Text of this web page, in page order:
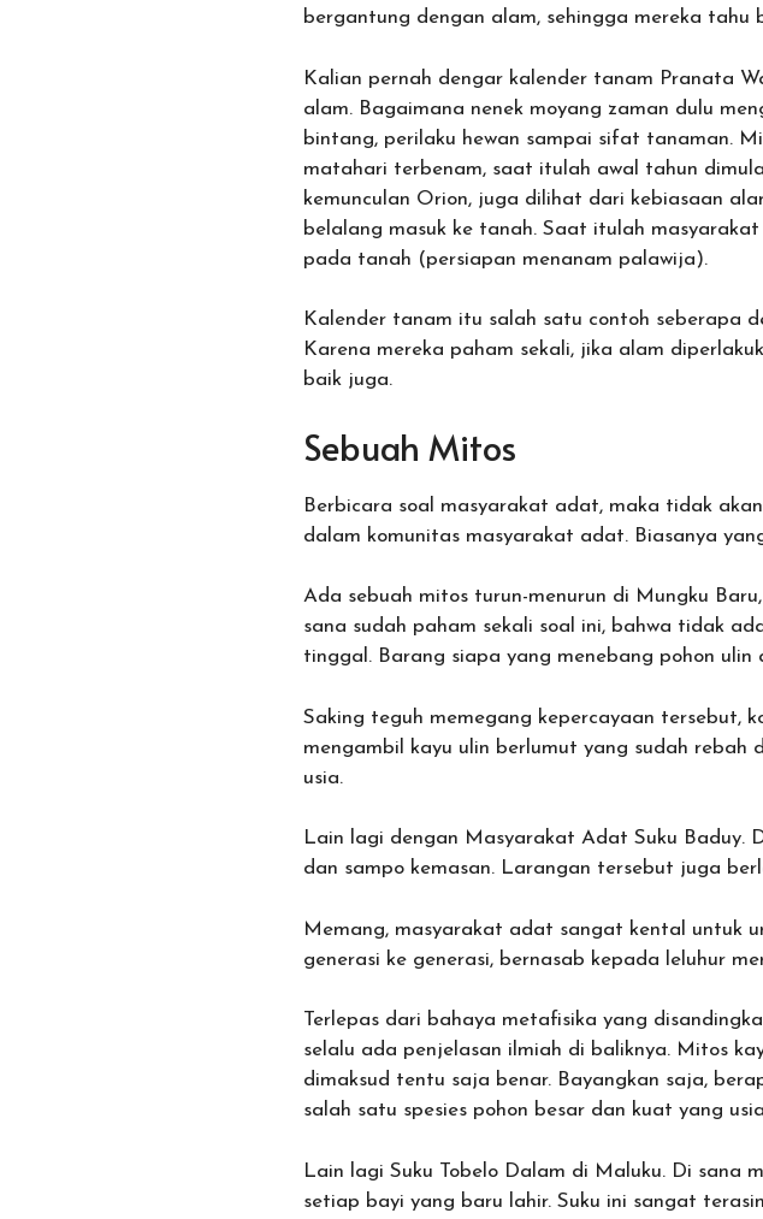
bergantung dengan alam, sehingga mereka tahu
Kalian pernah dengar kalender tanam Pranata
alam. Bagaimana nenek moyang zaman dulu
bintang, perilaku hewan sampai sifat tanaman.
matahari terbenam, saat itulah awal tahun
kemunculan Orion, juga dilihat dari kebiasaan
belalang masuk ke tanah. Saat itulah
pada tanah (persiapan menanam palawija).
Kalender tanam itu salah satu contoh seberapa
Karena mereka paham sekali, jika alam
baik juga.
Sebuah Mitos
Berbicara soal masyarakat adat, maka tidak
dalam komunitas masyarakat adat. Biasanya
Ada sebuah mitos turun-menurun di Mungku
sana sudah paham sekali soal ini, bahwa tidak
tinggal. Barang siapa yang menebang pohon
Saking teguh memegang kepercayaan tersebut,
mengambil kayu ulin berlumut yang sudah
usia.
Lain lagi dengan Masyarakat Adat Suku Baduy.
dan sampo kemasan. Larangan tersebut juga
Memang, masyarakat adat sangat kental untuk
generasi ke generasi, bernasab kepada leluhur
Terlepas dari bahaya metafisika yang
selalu ada penjelasan ilmiah di baliknya. Mitos
dimaksud tentu saja benar. Bayangkan saja,
salah satu spesies pohon besar dan kuat yang
Lain lagi Suku Tobelo Dalam di Maluku. Di sana
setiap bayi yang baru lahir. Suku ini sangat